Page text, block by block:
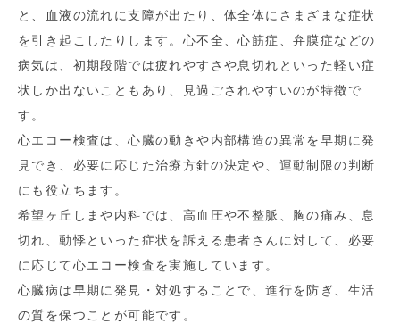
と、血液の流れに支障が出たり、体全体にさまざまな症状
を引き起こしたりします。心不全、心筋症、弁膜症などの
病気は、初期段階では疲れやすさや息切れといった軽い症
状しか出ないこともあり、見過ごされやすいのが特徴で
す。
心エコー検査は、心臓の動きや内部構造の異常を早期に発
見でき、必要に応じた治療方針の決定や、運動制限の判断
にも役立ちます。
希望ヶ丘しまや内科では、高血圧や不整脈、胸の痛み、息
切れ、動悸といった症状を訴える患者さんに対して、必要
に応じて心エコー検査を実施しています。
心臓病は早期に発見・対処することで、進行を防ぎ、生活
の質を保つことが可能です。